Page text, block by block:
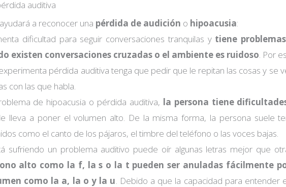
auditiva
a reconocer una pérdida de audición o hipoacusia:
dificultad para seguir conversaciones tranquilas y tiene
existen conversaciones cruzadas o el ambiente es ruidoso. Por
pérdida auditiva tenga que pedir que le repitan las cosas y se
con las que habla.
de hipoacusia o pérdida auditiva, la persona tiene
lleva a poner el volumen alto. De la misma forma, la persona suele
como el canto de los pájaros, el timbre del teléfono o las voces bajas.
sufriendo un problema auditivo puede oír algunas letras mejor que
alto como la f, la s o la t pueden ser anuladas fácilmente
como la a, la o y la u. Debido a que la capacidad para entender